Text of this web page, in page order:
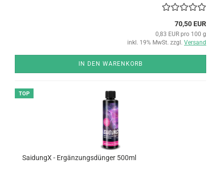
70,50 EUR
0,83 EUR pro 100 g
inkl. 19% MwSt. zzgl. Versand
IN DEN WARENKORB
TOP
Sai­dun­gX - Er­gän­zungs­dün­ger 500ml